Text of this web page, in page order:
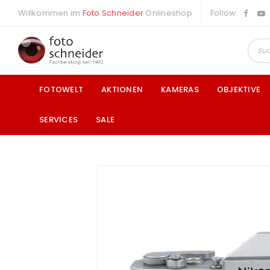
Willkommen im Foto Schneider Onlineshop Follow:
FOTOWELT AKTIONEN KAMERAS OBJEKTIVE
SERVICES SALE